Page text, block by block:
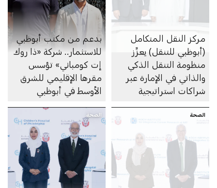
مركز النقل المتكامل
(أبوظبي للتنقل) يعزِّز
منظومة التنقل الذكي
والذاتي في الإمارة عبر
شراكات استراتيجية
بدعم من مكتب أبوظبي
للاستثمار.. شركة «ذا روك
إت كومباني» تؤسس
مقرها الإقليمي للشرق
الأوسط في أبوظبي
الصحة الصحة